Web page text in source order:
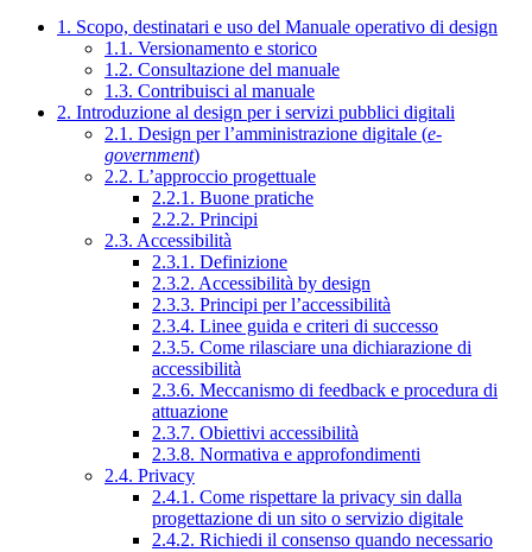
1. Scopo, destinatari e uso del Manuale operativo di design
1.1. Versionamento e storico
1.2. Consultazione del manuale
1.3. Contribuisci al manuale
2. Introduzione al design per i servizi pubblici digitali
2.1. Design per l’amministrazione digitale (e-
government)
2.2. L’approccio progettuale
2.2.1. Buone pratiche
2.2.2. Principi
2.3. Accessibilità
2.3.1. Definizione
2.3.2. Accessibilità by design
2.3.3. Principi per l’accessibilità
2.3.4. Linee guida e criteri di successo
2.3.5. Come rilasciare una dichiarazione di
accessibilità
2.3.6. Meccanismo di feedback e procedura di
attuazione
2.3.7. Obiettivi accessibilità
2.3.8. Normativa e approfondimenti
2.4. Privacy
2.4.1. Come rispettare la privacy sin dalla
progettazione di un sito o servizio digitale
2.4.2. Richiedi il consenso quando necessario